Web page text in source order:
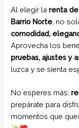
Al elegir larenta
Barrio Norte , no
comodidad,
Aprovecha los
pruebas, ajustes y
luzca y se sienta
No esperes más:
prepárate para
momentos que